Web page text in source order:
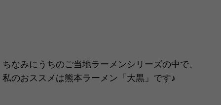
ちなみにうちのご当地ラーメンシリーズの中で、
私のおススメは熊本ラーメン「大黒」です♪